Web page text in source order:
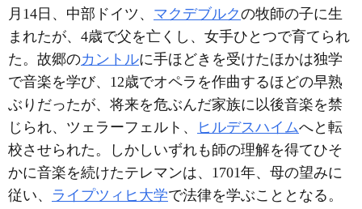
月14日、中部ドイツ、 マクデブルクの牧師の子に生
まれたが、4歳で父を亡くし、女手ひとつで育てられ
た。故郷のカントルに手ほどきを受けたほかは独学
で音楽を学び、12歳でオペラを作曲するほどの早熟
ぶりだったが、将来を危ぶんだ家族に以後音楽を禁
じられ、ツェラーフェルト、
ヒルデスハイムへと転
校させられた。しかしいずれも師の理解を得てひそ
かに音楽を続けたテレマンは、1701年、母の望みに
従い、 ライプツィヒ大学で法律を学ぶこととなる。